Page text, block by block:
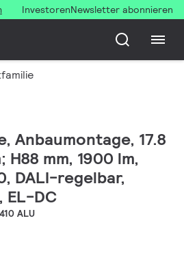
InvestorenNewsletter abonnieren
Anbaumontage, 17.8
H88 mm, 1900 lm,
DALI-regelbar,
EL-DC
ALU